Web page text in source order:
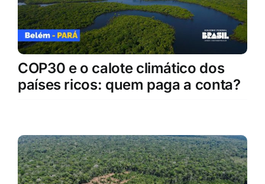
COP30 e o calote climático dos
países ricos: quem paga a conta?